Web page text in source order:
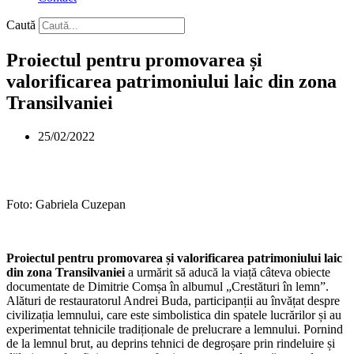
Caută
Proiectul pentru promovarea și
valorificarea patrimoniului laic din zona
Transilvaniei
25/02/2022
Foto: Gabriela Cuzepan
Proiectul pentru promovarea și valorificarea patrimoniului laic
din zona Transilvaniei a urmărit să aducă la viață câteva obiecte
documentate de Dimitrie Comșa în albumul „Crestături în lemn”.
Alături de restauratorul Andrei Buda, participanții au învățat despre
civilizația lemnului, care este simbolistica din spatele lucrărilor și au
experimentat tehnicile tradiționale de prelucrare a lemnului. Pornind
de la lemnul brut, au deprins tehnici de degroșare prin rindeluire și